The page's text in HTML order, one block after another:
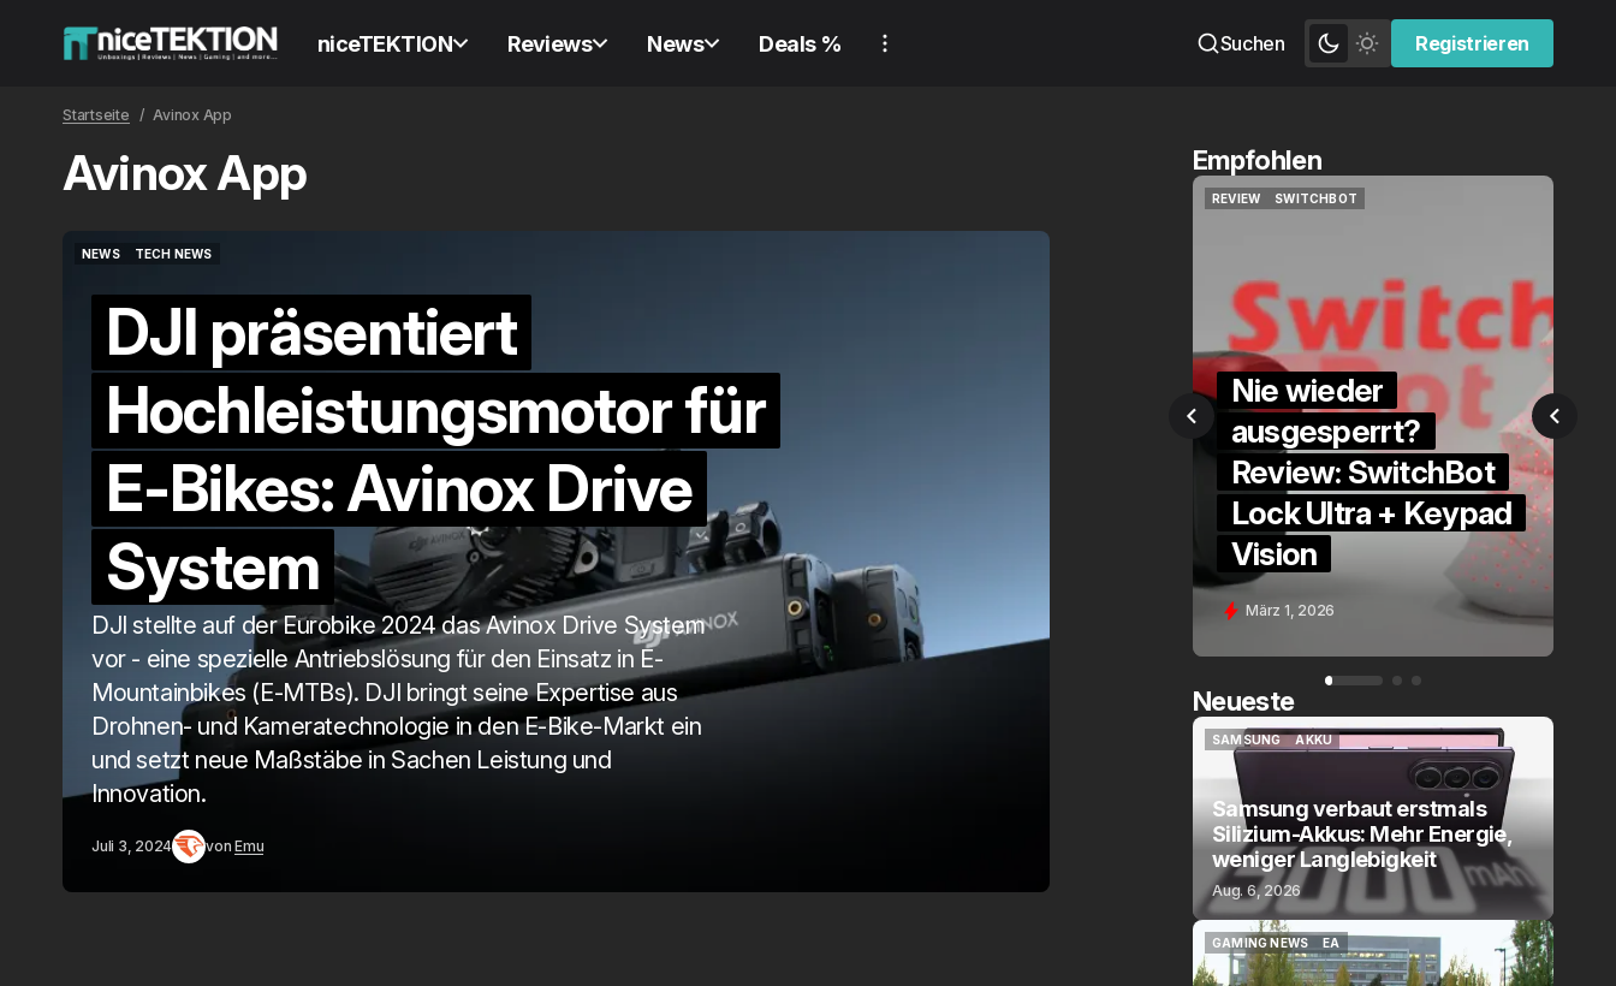
niceTEKTION Reviews News Deals % Suchen
Registrieren
Registrieren
Startseite Avinox App
Avinox App
NEWS
TECH NEWS
DJI präsentiert
Hochleistungsmotor für
E-Bikes: Avinox Drive
System
DJI stellte auf der Eurobike 2024 das Avinox Drive System
vor - eine spezielle Antriebslösung für den Einsatz in E-
Mountainbikes (E-MTBs). DJI bringt seine Expertise aus
Drohnen- und Kameratechnologie in den E-Bike-Markt ein
und setzt neue Maßstäbe in Sachen Leistung und
Innovation.
Juli 3, 2024 von Emu
Empfohlen
Verliere nie wieder
etwas! Review:
Samsung Galaxy
SmartTag 2
Apr. 1, 2025
Review: SwitchBot
Lock Ultra + Keypad
QUICKCHECK
Die Alexa-
Alternative?
QuickCheck: Home
Assistant Voice
Neueste
SAMSUNG
SAMSUNG
AKKU
Samsung verbaut erstmals
Silizium-Akkus: Mehr Energie,
weniger Langlebigkeit
Aug. 6, 2026
GAMING NEWS
GAMING NEWS
EA
EA